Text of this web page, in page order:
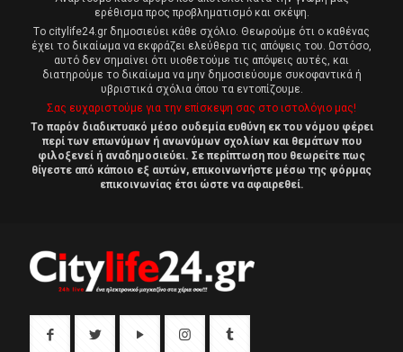
ερέθισμα προς προβληματισμό και σκέψη.
Tο citylife24.gr δημοσιεύει κάθε σχόλιο. Θεωρούμε ότι ο καθένας
έχει το δικαίωμα να εκφράζει ελεύθερα τις απόψεις του. Ωστόσο,
αυτό δεν σημαίνει ότι υιοθετούμε τις απόψεις αυτές, και
διατηρούμε το δικαίωμα να μην δημοσιεύουμε συκοφαντικά ή
υβριστικά σχόλια όπου τα εντοπίζουμε.
Σας ευχαριστούμε για την επίσκεψη σας στο ιστολόγιο μας!
Το παρόν διαδικτυακό μέσο ουδεμία ευθύνη εκ του νόμου φέρει
περί των επωνύμων ή ανωνύμων σχολίων και θεμάτων που
φιλοξενεί ή αναδημοσιεύει. Σε περίπτωση που θεωρείτε πως
θίγεστε από κάποιο εξ αυτών, επικοινωνήστε μέσω της φόρμας
επικοινωνίας έτσι ώστε να αφαιρεθεί.